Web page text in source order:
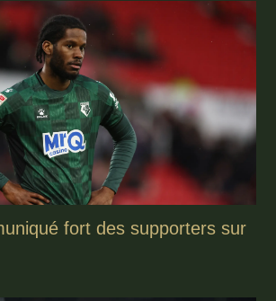
fort des supporters sur